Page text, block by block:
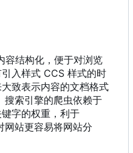
容结构化，便于对浏览
入样式 CCS 样式的时
致表示内容的文档格式
搜索引擎的爬虫依赖于
字的权重，利于
网站更容易将网站分